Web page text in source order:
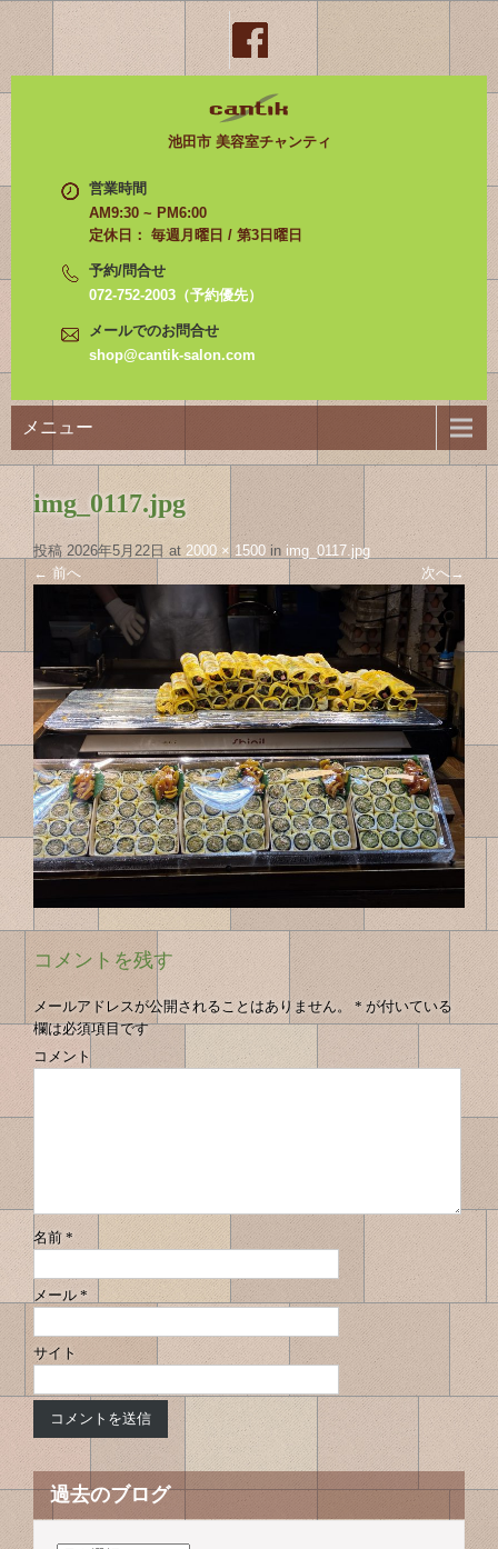
池田市 美容室チャンティ
営業時間
AM9:30 ~ PM6:00
定休日： 毎週月曜日 / 第3日曜日
予約/問合せ
072-752-2003（予約優先）
メールでのお問合せ
shop@cantik-salon.com
メニュー
img_0117.jpg
投稿2026年5月22日at 2000 × 1500 in img_0117.jpg
← 前へ 次へ→
コメントを残す
メールアドレスが公開されることはありません。 *が付いている
欄は必須項目です
コメント
名前 *
メール *
サイト
過去のブログ